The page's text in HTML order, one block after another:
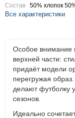
Состав 50% хлопок
Все характеристики
Особое внимание
верхней части:
придаёт модели
перегружая
делают футболку
сезонов.
Идеально